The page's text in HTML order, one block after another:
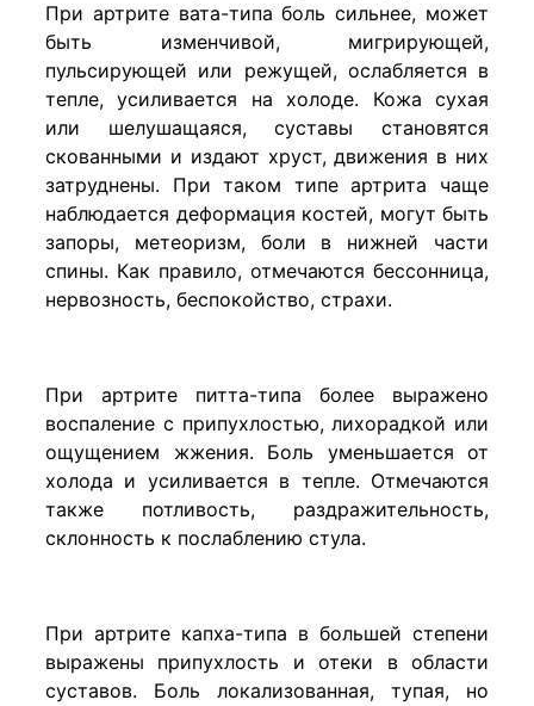
При артрите вата-типа боль сильнее, может
быть изменчивой, мигрирующей,
пульсирующей или режущей, ослабляется в
тепле, усиливается на холоде. Кожа сухая
или шелушащаяся, суставы становятся
скованными и издают хруст, движения в них
затруднены. При таком типе артрита чаще
наблюдается деформация костей, могут быть
запоры, метеоризм, боли в нижней части
спины. Как правило, отмечаются бессонница,
нервозность, беспокойство, страхи.
При артрите питта-типа более выражено
воспаление с припухлостью, лихорадкой или
ощущением жжения. Боль уменьшается от
холода и усиливается в тепле. Отмечаются
также потливость, раздражительность,
склонность к послаблению стула.
При артрите капха-типа в большей степени
выражены припухлость и отеки в области
суставов. Боль локализованная, тупая, но